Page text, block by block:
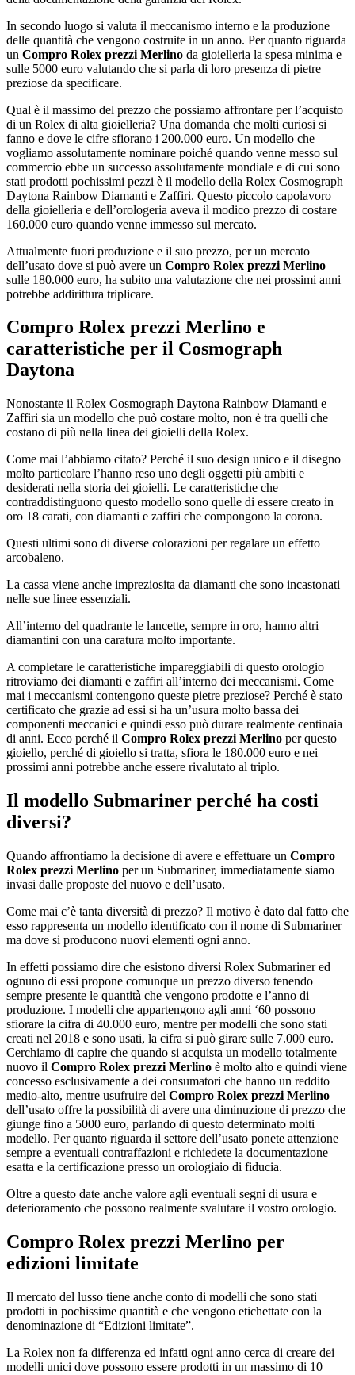
In secondo luogo si valuta il meccanismo interno e la produzione
delle quantità che vengono costruite in un anno. Per quanto riguarda
un Compro Rolex prezzi Merlino da gioielleria la spesa minima e
sulle 5000 euro valutando che si parla di loro presenza di pietre
preziose da specificare.
Qual è il massimo del prezzo che possiamo affrontare per l’acquisto
di un Rolex di alta gioielleria? Una domanda che molti curiosi si
fanno e dove le cifre sfiorano i 200.000 euro. Un modello che
vogliamo assolutamente nominare poiché quando venne messo sul
commercio ebbe un successo assolutamente mondiale e di cui sono
stati prodotti pochissimi pezzi è il modello della Rolex Cosmograph
Daytona Rainbow Diamanti e Zaffiri. Questo piccolo capolavoro
della gioielleria e dell’orologeria aveva il modico prezzo di costare
160.000 euro quando venne immesso sul mercato.
Attualmente fuori produzione e il suo prezzo, per un mercato
dell’usato dove si può avere un Compro Rolex prezzi Merlino
sulle 180.000 euro, ha subito una valutazione che nei prossimi anni
potrebbe addirittura triplicare.
Compro Rolex prezzi Merlino e
caratteristiche per il Cosmograph
Daytona
Nonostante il Rolex Cosmograph Daytona Rainbow Diamanti e
Zaffiri sia un modello che può costare molto, non è tra quelli che
costano di più nella linea dei gioielli della Rolex.
Come mai l’abbiamo citato? Perché il suo design unico e il disegno
molto particolare l’hanno reso uno degli oggetti più ambiti e
desiderati nella storia dei gioielli. Le caratteristiche che
contraddistinguono questo modello sono quelle di essere creato in
oro 18 carati, con diamanti e zaffiri che compongono la corona.
Questi ultimi sono di diverse colorazioni per regalare un effetto
arcobaleno.
La cassa viene anche impreziosita da diamanti che sono incastonati
nelle sue linee essenziali.
All’interno del quadrante le lancette, sempre in oro, hanno altri
diamantini con una caratura molto importante.
A completare le caratteristiche impareggiabili di questo orologio
ritroviamo dei diamanti e zaffiri all’interno dei meccanismi. Come
mai i meccanismi contengono queste pietre preziose? Perché è stato
certificato che grazie ad essi si ha un’usura molto bassa dei
componenti meccanici e quindi esso può durare realmente centinaia
di anni. Ecco perché il Compro Rolex prezzi Merlino per questo
gioiello, perché di gioiello si tratta, sfiora le 180.000 euro e nei
prossimi anni potrebbe anche essere rivalutato al triplo.
Il modello Submariner perché ha costi
diversi?
Quando affrontiamo la decisione di avere e effettuare un Compro
Rolex prezzi Merlino per un Submariner, immediatamente siamo
invasi dalle proposte del nuovo e dell’usato.
Come mai c’è tanta diversità di prezzo? Il motivo è dato dal fatto che
esso rappresenta un modello identificato con il nome di Submariner
ma dove si producono nuovi elementi ogni anno.
In effetti possiamo dire che esistono diversi Rolex Submariner ed
ognuno di essi propone comunque un prezzo diverso tenendo
sempre presente le quantità che vengono prodotte e l’anno di
produzione. I modelli che appartengono agli anni ‘60 possono
sfiorare la cifra di 40.000 euro, mentre per modelli che sono stati
creati nel 2018 e sono usati, la cifra si può girare sulle 7.000 euro.
Cerchiamo di capire che quando si acquista un modello totalmente
nuovo il Compro Rolex prezzi Merlino è molto alto e quindi viene
concesso esclusivamente a dei consumatori che hanno un reddito
medio-alto, mentre usufruire del Compro Rolex prezzi Merlino
dell’usato offre la possibilità di avere una diminuzione di prezzo che
giunge fino a 5000 euro, parlando di questo determinato molti
modello. Per quanto riguarda il settore dell’usato ponete attenzione
sempre a eventuali contraffazioni e richiedete la documentazione
esatta e la certificazione presso un orologiaio di fiducia.
Oltre a questo date anche valore agli eventuali segni di usura e
deterioramento che possono realmente svalutare il vostro orologio.
Compro Rolex prezzi Merlino per
edizioni limitate
Il mercato del lusso tiene anche conto di modelli che sono stati
prodotti in pochissime quantità e che vengono etichettate con la
denominazione di “Edizioni limitate”.
La Rolex non fa differenza ed infatti ogni anno cerca di creare dei
modelli unici dove possono essere prodotti in un massimo di 10